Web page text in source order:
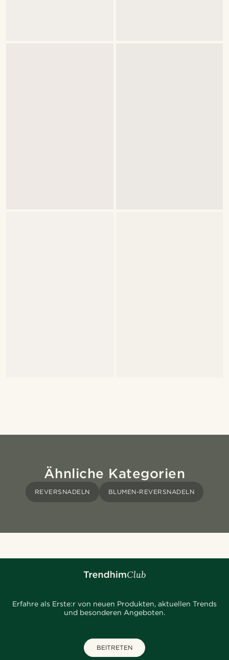
Ähnliche Kategorien
REVERSNADELN BLUMEN-REVERSNADELN
Erfahre als Erste:r von neuen Produkten, aktuellen Trends
und besonderen Angeboten.
BEITRETEN